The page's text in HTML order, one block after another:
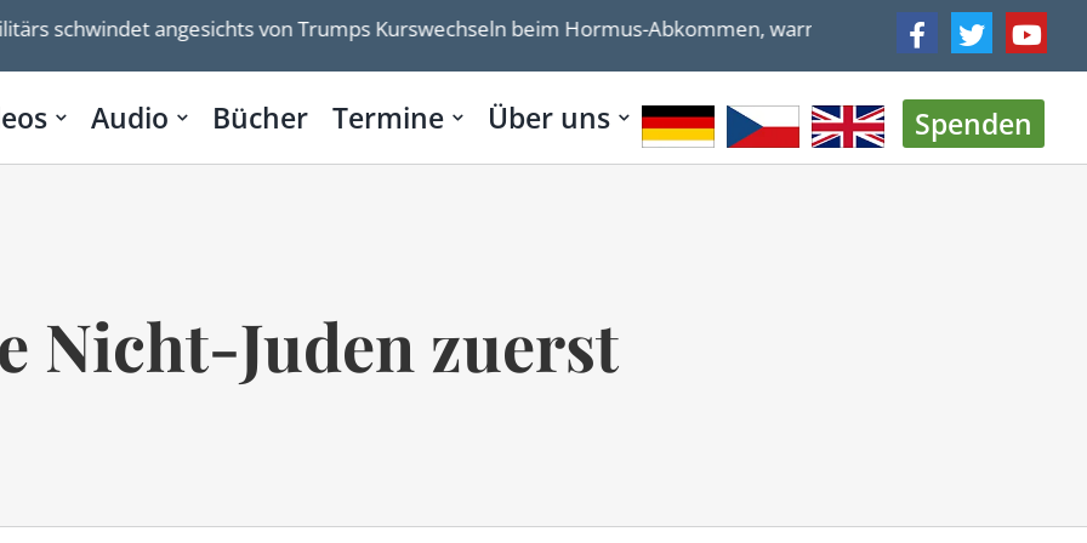
schwindet angesichts von Trumps Kurswechseln beim Hormus-Abkommen, warnt der ehemalige Chef der
Audio Bücher Termine Über uns Spenden
Nicht-Juden zuerst